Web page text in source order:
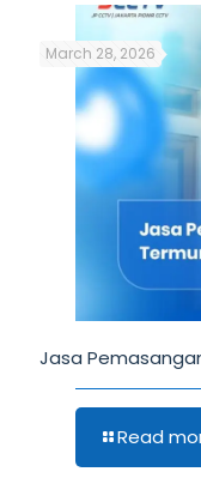
March 28, 2026
Jasa
Read